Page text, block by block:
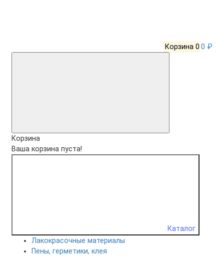
Корзина 0 0 ₽
Корзина
Ваша корзина пуста!
Каталог
Лакокрасочные материалы
Пены, герметики, клея